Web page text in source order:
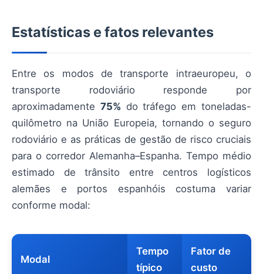
Estatísticas e fatos relevantes
Entre os modos de transporte intraeuropeu, o
transporte rodoviário responde por
aproximadamente 75% do tráfego em toneladas-
quilômetro na União Europeia, tornando o seguro
rodoviário e as práticas de gestão de risco cruciais
para o corredor Alemanha–Espanha. Tempo médio
estimado de trânsito entre centros logísticos
alemães e portos espanhóis costuma variar
conforme modal:
Modal
Tempo
típico
Fator de
custo